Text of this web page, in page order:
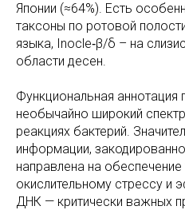
Японии (≈64%). Есть
таксоны по ротовой
языка, Inocle‑β/δ – на
области десен.
Функциональная аннотация
необычайно широкий
реакциях бактерий.
информации,
направлена на обеспечение
окислительному стрессу и
ДНК — критически важных